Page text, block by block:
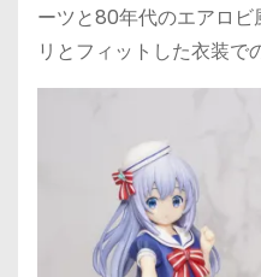
ーツと80年代のエアロビ
リとフィットした衣装で